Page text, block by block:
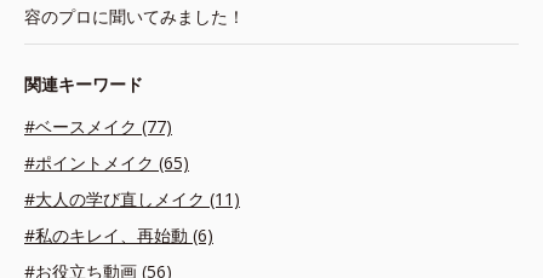
容のプロに聞いてみました！
関連キーワード
#ベースメイク (77)
#ポイントメイク (65)
#大人の学び直しメイク (11)
#私のキレイ、再始動 (6)
#お役立ち動画 (56)